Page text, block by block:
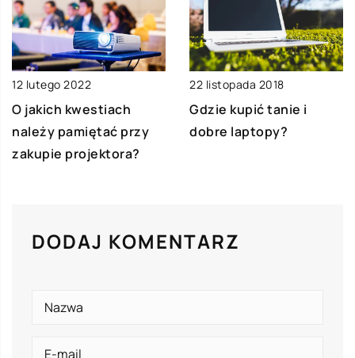
12 lutego 2022
O jakich kwestiach
należy pamiętać przy
zakupie projektora?
22 listopada 2018
Gdzie kupić tanie i
dobre laptopy?
DODAJ KOMENTARZ